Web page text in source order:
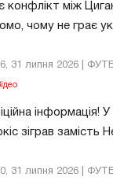
конфлікт між
чому не грає
31 липня 2026 |
інформація!
зіграв
31 липня 2026 |